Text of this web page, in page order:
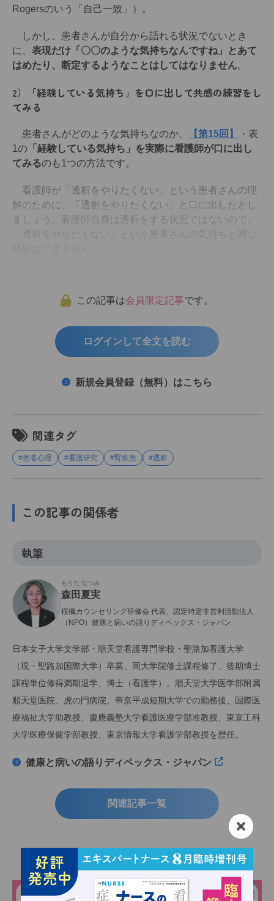
Rogersのいう「自己一致」）。
しかし、患者さんが自分から語れる状況でないとき
に、 表現だけ「〇〇のような気持ちなんですね」とあて
はめたり、断定するようなことはしてはなりません。
2）「経験している気持ち」を口に出して共感の練習をし
てみる
患者さんがどのような気持ちなのか、 【第15回】
・表
1の 「経験している気持ち」を実際に看護師が口に出し
てみるのも1つの方法です。
看護師が「透析をやりたくない」という患者さんの理
解のために、「透析をやりたくない」と口に出したとし
ましょう。看護師自身は透析をする状況ではないので、
「透析をやりたくない」という患者さんの気持ちと同じ
この記事は会員限定記事です。
ログインして全文を読む
新規会員登録（無料）はこちら
関連タグ
#患者心理 #看護研究 #腎疾患 #透析
この記事の関係者
執筆
もりた なつみ
森田夏実
桜楓カウンセリング研修会 代表、認定特定非営利活動法人
（NPO）健康と病いの語りディペックス・ジャパン
日本女子大学文学部・順天堂看護専門学校・聖路加看護大学
（現・聖路加国際大学）卒業、同大学院修士課程修了、後期博士
課程単位修得満期退学、博士（看護学）。順天堂大学医学部附属
順天堂医院、虎の門病院、帝京平成短期大学での勤務後、国際医
療福祉大学助教授、慶應義塾大学看護医療学部准教授、東京工科
大学医療保健学部教授、東京情報大学看護学部教授を歴任。
健康と病いの語りディペックス・ジャパン
関連記事一覧